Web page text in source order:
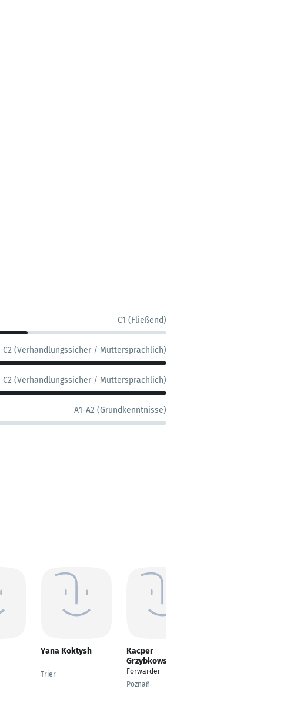
C1 (Fließend)
C2 (Verhandlungssicher / Muttersprachlich)
C2 (Verhandlungssicher / Muttersprachlich)
A1-A2 (Grundkenntnisse)
Yana Koktysh
---
Trier
Kacper
Grzybkowski
Forwarder
Poznań